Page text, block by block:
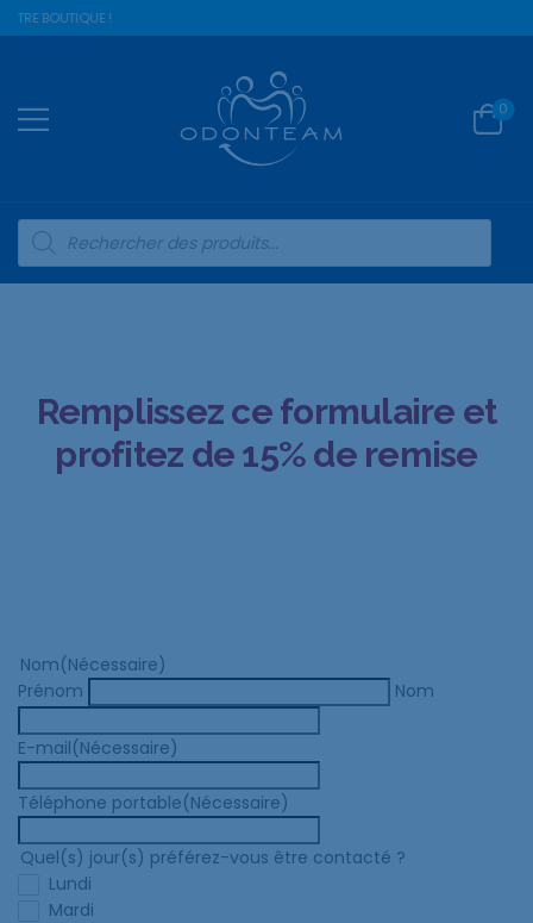
BOUTIQUE !
0
Remplissez ce formulaire et
profitez de 15% de remise
Nom(Nécessaire)
Prénom
Nom
E-mail(Nécessaire)
Téléphone portable(Nécessaire)
Quel(s) jour(s) préférez-vous être contacté ?
Lundi
Mardi